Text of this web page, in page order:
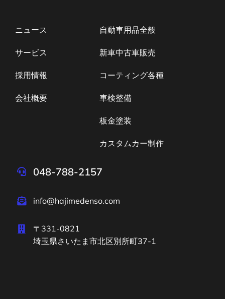
ニュース
サービス
採用情報
会社概要
自動車用品全般
新車中古車販売
コーティング各種
車検整備
板金塗装
カスタムカー制作
048-788-2157
info@hajimedenso.com
〒331-0821
埼玉県さいたま市北区別所町37-1